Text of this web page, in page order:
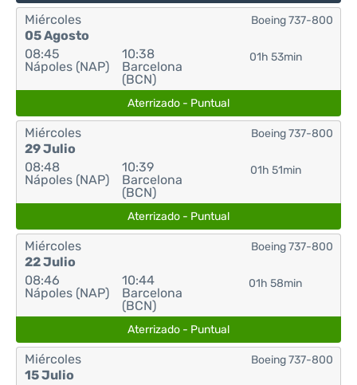
Miércoles
05 Agosto
08:45
Nápoles (NAP)
10:38
Barcelona
(BCN)
01h 53min
Boeing 737-800
Aterrizado - Puntual
Miércoles
29 Julio
08:48
Nápoles (NAP)
10:39
Barcelona
(BCN)
01h 51min
Boeing 737-800
Aterrizado - Puntual
Miércoles
22 Julio
08:46
Nápoles (NAP)
10:44
Barcelona
(BCN)
01h 58min
Boeing 737-800
Aterrizado - Puntual
Miércoles
15 Julio
Boeing 737-800